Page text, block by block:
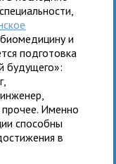
и
подготовка
будущего»:
Именно
способны
в